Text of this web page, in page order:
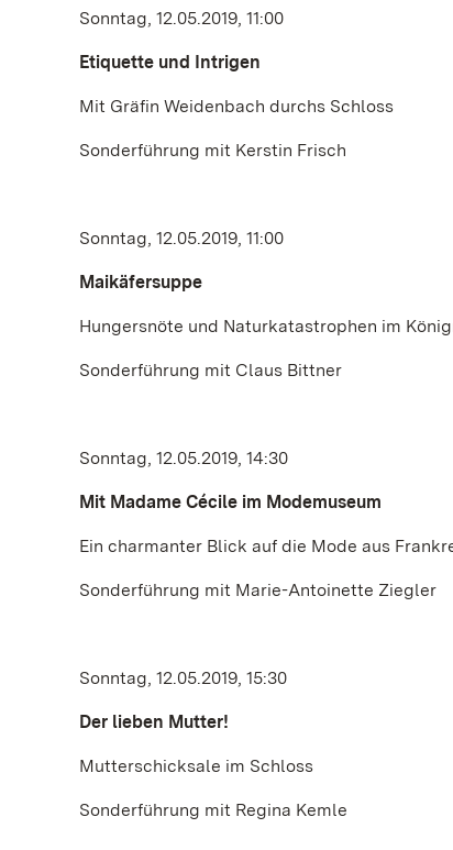
Sonntag, 12.05.2019, 11:00
Etiquette und Intrigen
Mit Gräfin Weidenbach durchs Schloss
Sonderführung mit Kerstin Frisch
Sonntag, 12.05.2019, 11:00
Maikäfersuppe
Hungersnöte und Naturkatastrophen im
Sonderführung mit Claus Bittner
Sonntag, 12.05.2019, 14:30
Mit Madame Cécile im Modemuseum
Ein charmanter Blick auf die Mode aus
Sonderführung mit Marie-Antoinette Ziegler
Sonntag, 12.05.2019, 15:30
Der lieben Mutter!
Mutterschicksale im Schloss
Sonderführung mit Regina Kemle